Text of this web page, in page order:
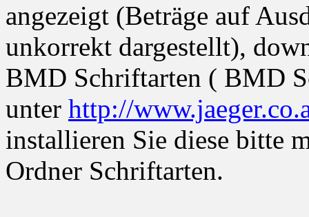
angezeigt (Beträge auf
unkorrekt dargestellt),
BMD Schriftarten ( BMD
unter http://
installieren Sie diese bitte
Ordner Schriftarten.